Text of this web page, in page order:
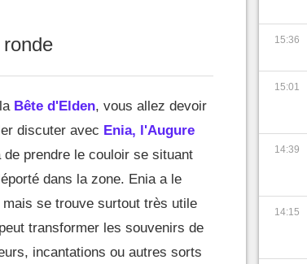
Bête d'Elden, vous allez devoir
discuter avec Enia, l'Augure
prendre le couloir se situant
dans la zone. Enia a le
se trouve surtout très utile
transformer les souvenirs de
incantations ou autres sorts
15:36
15:01
14:39
14:15